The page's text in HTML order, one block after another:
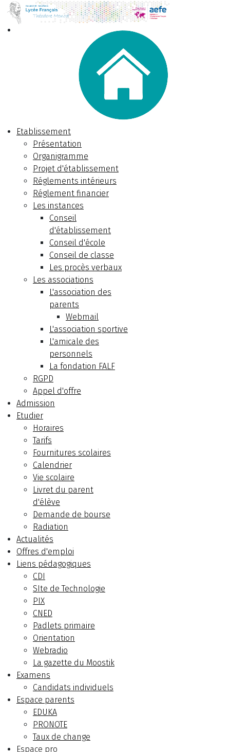
Etablissement
Présentation
Organigramme
Projet d'établissement
Réglements intérieurs
Réglement financier
Les instances
Conseil
d'établissement
Conseil d'école
Conseil de classe
Les procès verbaux
Les associations
L'association des
parents
Webmail
L'association sportive
L'amicale des
personnels
La fondation FALF
RGPD
Appel d'offre
Admission
Etudier
Horaires
Tarifs
Fournitures scolaires
Calendrier
Vie scolaire
Livret du parent
d'élève
Demande de bourse
Radiation
Actualités
Offres d'emploi
Liens pédagogiques
CDI
SIte de Technologie
PIX
CNED
Padlets primaire
Orientation
Webradio
La gazette du Moostik
Examens
Candidats individuels
Espace parents
EDUKA
PRONOTE
Taux de change
Espace pro